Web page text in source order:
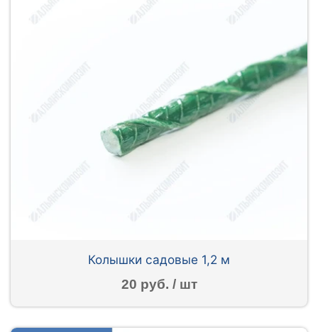
Колышки садовые 1,2 м
20 руб. / шт